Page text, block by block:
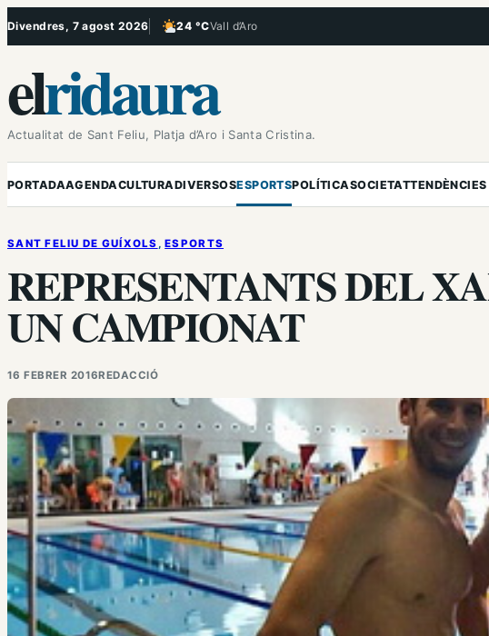
Vés
Divendres, 7 agost 2026 24 °CVall d’Aro
, Poc ennuvolat
elridaura
Actualitat de Sant Feliu, Platja d’Aro i Santa Cristina.
PORTADAAGENDACULTURADIVERSOSESPORTSPOLÍTICASOCIETATTENDÈNCIES
SANT FELIU DE GUÍXOLS , ESPORTS
REPRESENTANTS DEL
UN CAMPIONAT
16 FEBRER 2016REDACCIÓ